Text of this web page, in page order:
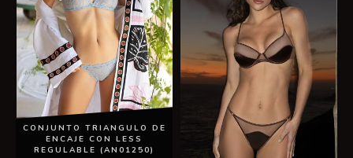
CONJUNTO TRIANGULO DE
ENCAJE CON LESS
REGULABLE (AN01250)